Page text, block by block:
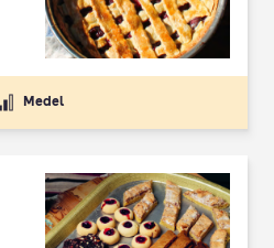
Medel